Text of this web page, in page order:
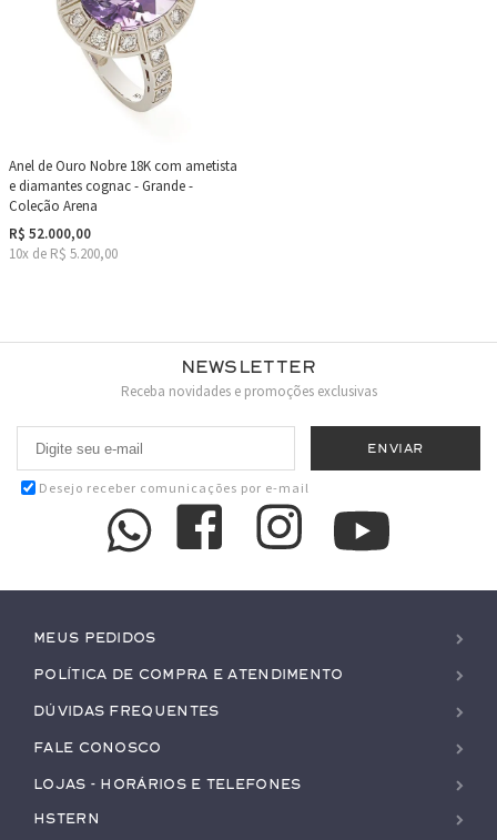
Anel de Ouro Nobre 18K com ametista
e diamantes cognac - Grande -
Coleção Arena
R$ 52.000,00
10x de R$ 5.200,00
Newsletter
Receba novidades e promoções exclusivas
Desejo receber comunicações por e-mail
Meus pedidos
Política de Compra e Atendimento
Dúvidas Frequentes
Fale conosco
Lojas - Horários e Telefones
HStern